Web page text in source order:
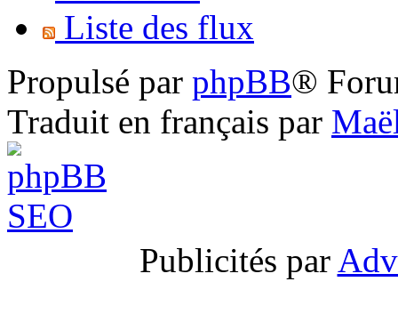
Liste des flux
Propulsé par phpBB®
Traduit en français par
Publicités par